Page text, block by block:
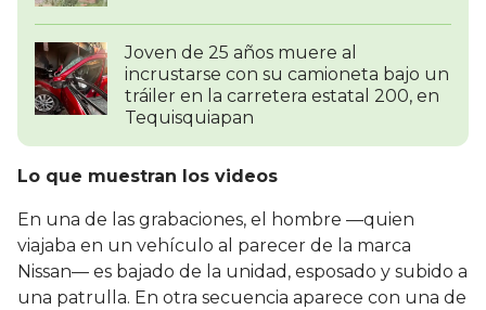
Joven de 25 años muere al
incrustarse con su camioneta bajo un
tráiler en la carretera estatal 200, en
Tequisquiapan
Lo que muestran los videos
En una de las grabaciones, el hombre —quien
viajaba en un vehículo al parecer de la marca
Nissan— es bajado de la unidad, esposado y subido a
una patrulla. En otra secuencia aparece con una de